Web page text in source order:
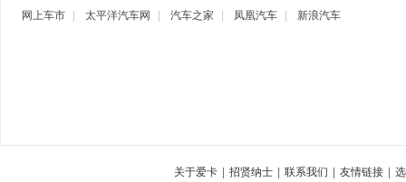
网上车市 太平洋汽车网 汽车之家 凤凰汽车 新浪汽车
关于爱卡 招贤纳士 联系我们 友情链接